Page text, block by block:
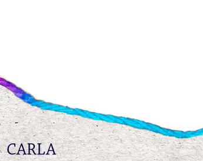
CARLA